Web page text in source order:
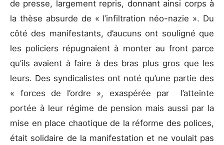
de presse, largement repris, donnant ainsi corps à
la thèse absurde de « l’infiltration néo-nazie ». Du
côté des manifestants, d’aucuns ont souligné que
les policiers répugnaient à monter au front parce
qu’ils avaient à faire à des bras plus gros que les
leurs. Des syndicalistes ont noté qu’une partie des
« forces de l’ordre », exaspérée par l’atteinte
portée à leur régime de pension mais aussi par la
mise en place chaotique de la réforme des polices,
était solidaire de la manifestation et ne voulait pas